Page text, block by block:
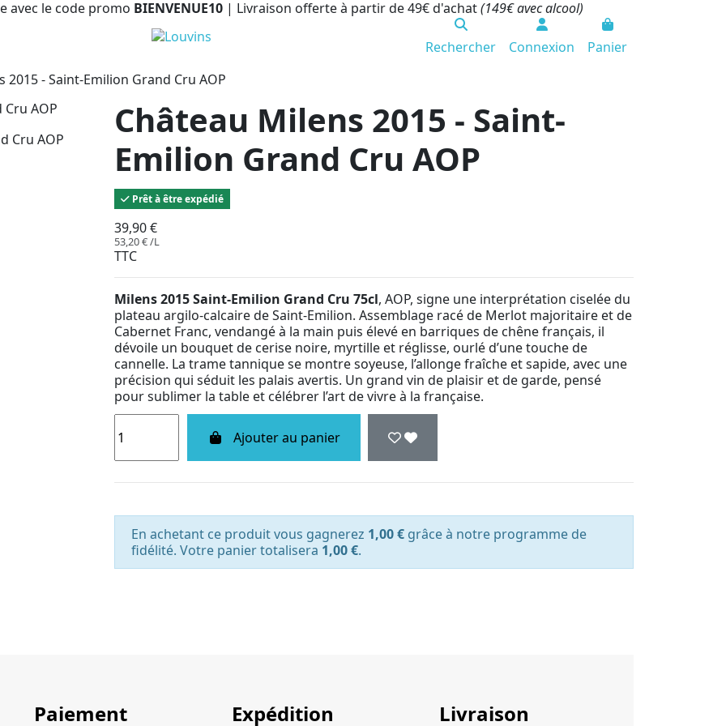
avec le code promo BIENVENUE10 | Livraison offerte à partir de 49€ d'achat(149€ avec alcool)
Rechercher Connexion
Panier
2015 - Saint-Emilion Grand Cru AOP
Château Milens 2015 - Saint-
Emilion Grand Cru AOP
Prêt à être expédié
39,90 €
53,20 € /L
TTC
Milens 2015 Saint-Emilion Grand Cru 75cl, AOP, signe une interprétation ciselée du
plateau argilo-calcaire de Saint-Emilion. Assemblage racé de Merlot majoritaire et de
Cabernet Franc, vendangé à la main puis élevé en barriques de chêne français, il
dévoile un bouquet de cerise noire, myrtille et réglisse, ourlé d’une touche de
cannelle. La trame tannique se montre soyeuse, l’allonge fraîche et sapide, avec une
précision qui séduit les palais avertis. Un grand vin de plaisir et de garde, pensé
pour sublimer la table et célébrer l’art de vivre à la française.
Ajouter au panier
En achetant ce produit vous gagnerez 1,00 € grâce à notre programme de
fidélité. Votre panier totalisera 1,00 €.
Paiement Expédition Livraison